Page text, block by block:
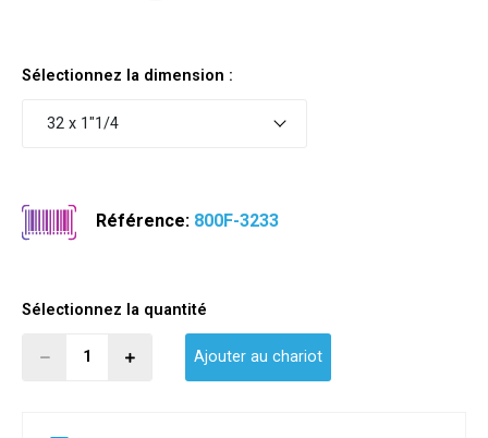
Sélectionnez la dimension :
32 x 1"1/4
Référence: 800F-3233
Sélectionnez la quantité
Ajouter au chariot